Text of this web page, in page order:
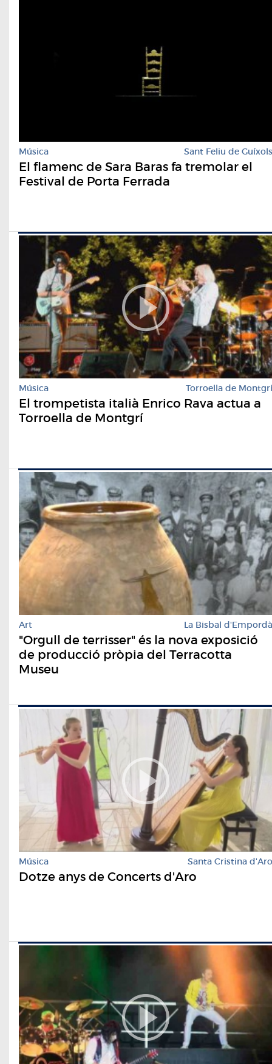
Música Sant Feliu de Guíxols
El flamenc de Sara Baras fa tremolar el
Festival de Porta Ferrada
Música Torroella de Montgrí
El trompetista italià Enrico Rava actua a
Torroella de Montgrí
Art La Bisbal d'Empordà
"Orgull de terrisser" és la nova exposició
de producció pròpia del Terracotta
Museu
Música Santa Cristina d'Aro
Dotze anys de Concerts d'Aro